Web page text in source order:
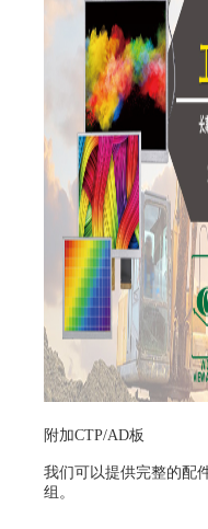
附加CTP/AD板
我们可以提供完整的配
组。